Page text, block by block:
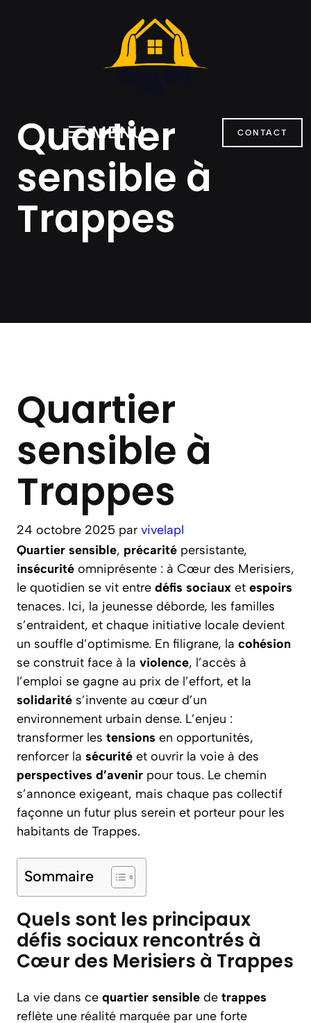
MENU CONTACT
Quartier
sensible à
Trappes
Quartier
sensible à
Trappes
24 octobre 2025 par vivelapl
Quartier sensible, précarité persistante,
insécurité omniprésente : à Cœur des Merisiers,
le quotidien se vit entre défis sociaux et espoirs
tenaces. Ici, la jeunesse déborde, les familles
s’entraident, et chaque initiative locale devient
un souffle d’optimisme. En filigrane, la cohésion
se construit face à la violence, l’accès à
l’emploi se gagne au prix de l’effort, et la
solidarité s’invente au cœur d’un
environnement urbain dense. L’enjeu :
transformer les tensions en opportunités,
renforcer la sécurité et ouvrir la voie à des
perspectives d’avenir pour tous. Le chemin
s’annonce exigeant, mais chaque pas collectif
façonne un futur plus serein et porteur pour les
habitants de Trappes.
Sommaire
Quels sont les principaux
défis sociaux rencontrés à
Cœur des Merisiers à Trappes
La vie dans ce quartier sensible de trappes
reflète une réalité marquée par une forte